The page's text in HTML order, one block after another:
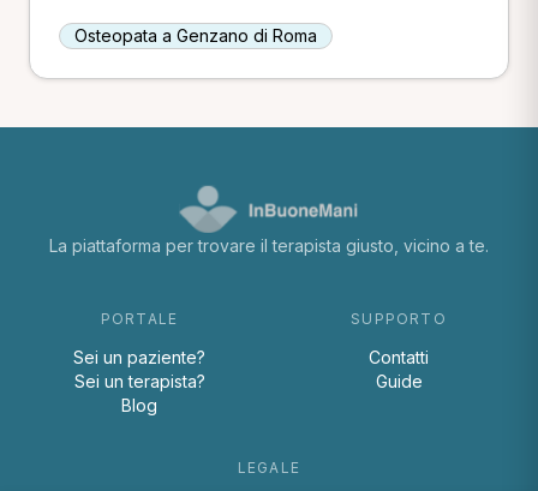
Osteopata a Genzano di Roma
La piattaforma per trovare il terapista giusto, vicino a te.
PORTALE
Sei un paziente?
Sei un terapista?
Blog
SUPPORTO
Contatti
Guide
LEGALE